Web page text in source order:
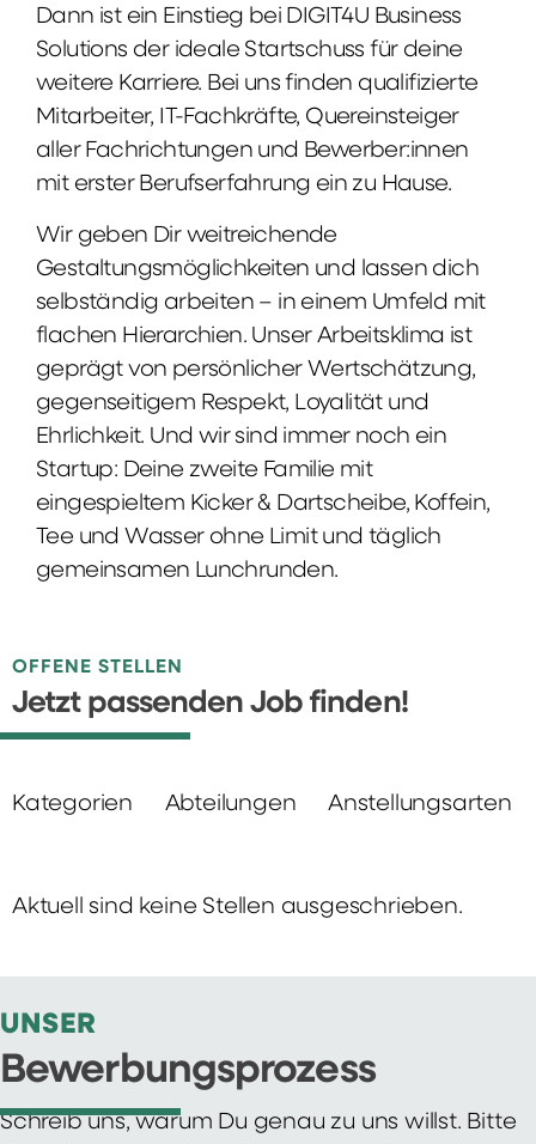
Dann ist ein Einstieg bei DIGIT4U Business
Solutions der ideale Startschuss für deine
weitere Karriere. Bei uns finden qualifizierte
Mitarbeiter, IT-Fachkräfte, Quereinsteiger
aller Fachrichtungen und Bewerber:innen
mit erster Berufserfahrung ein zu Hause.
Wir geben Dir weitreichende
Gestaltungsmöglichkeiten und lassen dich
selbständig arbeiten – in einem Umfeld mit
flachen Hierarchien. Unser Arbeitsklima ist
geprägt von persönlicher Wertschätzung,
gegenseitigem Respekt, Loyalität und
Ehrlichkeit. Und wir sind immer noch ein
Startup: Deine zweite Familie mit
eingespieltem Kicker & Dartscheibe, Koffein,
Tee und Wasser ohne Limit und täglich
gemeinsamen Lunchrunden.
OFFENE STELLEN
Jetzt passenden Job finden!
Kategorien Abteilungen Anstellungsarten
Aktuell sind keine Stellen ausgeschrieben.
UNSER
Bewerbungsprozess
Schreib uns, warum Du genau zu uns willst. Bitte